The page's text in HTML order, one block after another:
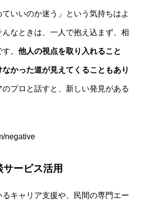
ていいのか迷う」という気持ちはよ
んなときは、一人で抱え込まず、相
。 他人の視点を取り入れること
かった道が見えてくることもあり
プロと話すと、新しい発見がある
negative
ービス活用
キャリア支援や、民間の専門エー